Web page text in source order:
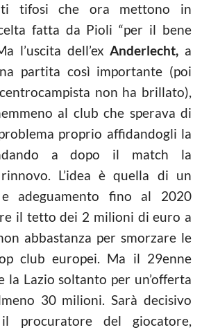
tifosi che ora mettono in
fatta da Pioli “per il bene
l’uscita dell’exAnderlecht, a
partita così importante (poi
non ha brillato),
al club che sperava di
proprio affidandogli la
a dopo il match la
L’idea è quella di un
e adeguamento fino al 2020
il tetto dei 2 milioni di euro a
abbastanza per smorzare le
club europei. Ma il 29enne
la Lazio soltanto per un’offerta
30 milioni. Sarà decisivo
procuratore del giocatore,